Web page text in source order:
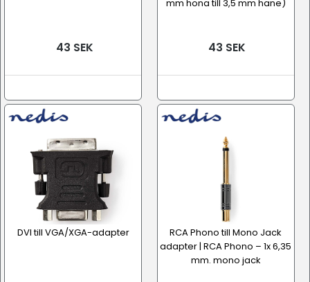
43 SEK
mm hona till 3,5 mm hane)
43 SEK
DVI till VGA/XGA-adapter
RCA Phono till Mono Jack
adapter | RCA Phono – 1x 6,35
mm. mono jack